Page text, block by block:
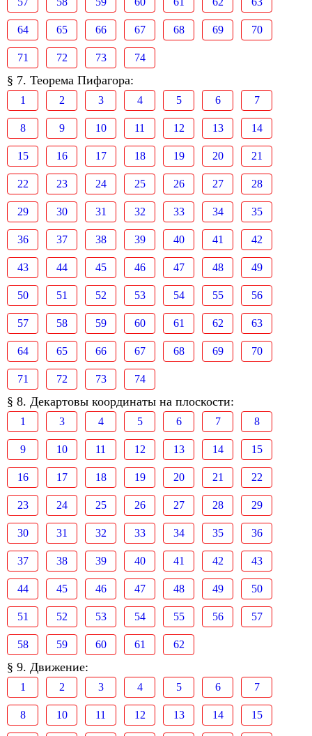
64 65 66 67 68 69 70
71 72 73 74
§ 7. Теорема Пифагора:
1 2 3 4 5 6 7
8 9 10 11 12 13 14
15 16 17 18 19 20 21
22 23 24 25 26 27 28
29 30 31 32 33 34 35
36 37 38 39 40 41 42
43 44 45 46 47 48 49
50 51 52 53 54 55 56
57 58 59 60 61 62 63
64 65 66 67 68 69 70
71 72 73 74
§ 8. Декартовы координаты на плоскости:
1 3 4 5 6 7 8
9 10 11 12 13 14 15
16 17 18 19 20 21 22
23 24 25 26 27 28 29
30 31 32 33 34 35 36
37 38 39 40 41 42 43
44 45 46 47 48 49 50
51 52 53 54 55 56 57
58 59 60 61 62
§ 9. Движение:
1 2 3 4 5 6 7
8 10 11 12 13 14 15